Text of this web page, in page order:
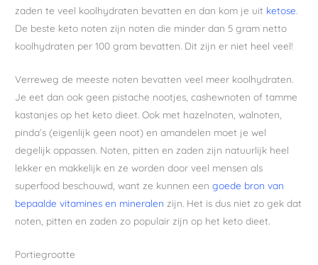
zaden te veel koolhydraten bevatten en dan kom je uit ketose.
De beste keto noten zijn noten die minder dan 5 gram netto
koolhydraten per 100 gram bevatten. Dit zijn er niet heel veel!
Verreweg de meeste noten bevatten veel meer koolhydraten.
Je eet dan ook geen pistache nootjes, cashewnoten of tamme
kastanjes op het keto dieet. Ook met hazelnoten, walnoten,
pinda’s (eigenlijk geen noot) en amandelen moet je wel
degelijk oppassen. Noten, pitten en zaden zijn natuurlijk heel
lekker en makkelijk en ze worden door veel mensen als
superfood beschouwd, want ze kunnen eengoede bron van
bepaalde vitamines en mineralen zijn. Het is dus niet zo gek dat
noten, pitten en zaden zo populair zijn op het keto dieet.
Portiegrootte